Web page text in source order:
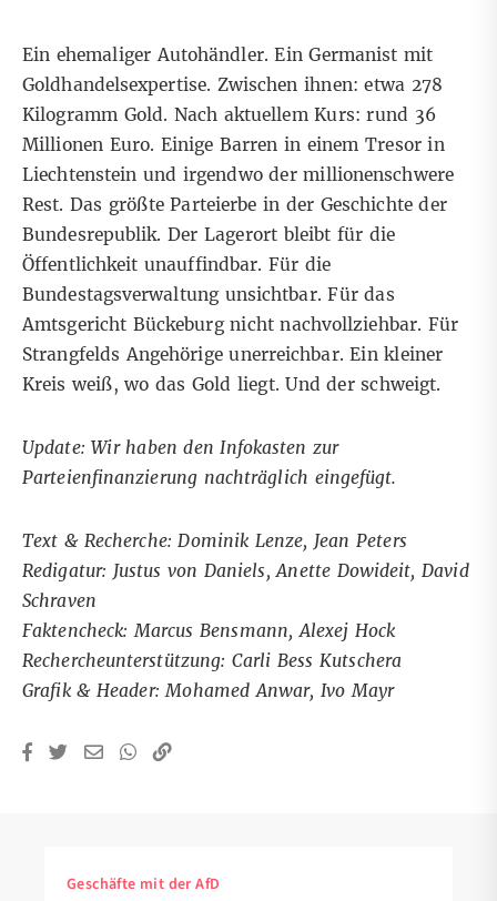
Ein ehemaliger Autohändler. Ein Germanist mit
Goldhandelsexpertise. Zwischen ihnen: etwa 278
Kilogramm Gold. Nach aktuellem Kurs: rund 36
Millionen Euro. Einige Barren in einem Tresor in
Liechtenstein und irgendwo der millionenschwere
Rest. Das größte Parteierbe in der Geschichte der
Bundesrepublik. Der Lagerort bleibt für die
Öffentlichkeit unauffindbar. Für die
Bundestagsverwaltung unsichtbar. Für das
Amtsgericht Bückeburg nicht nachvollziehbar. Für
Strangfelds Angehörige unerreichbar. Ein kleiner
Kreis weiß, wo das Gold liegt. Und der schweigt.
Update: Wir haben den Infokasten zur
Parteienfinanzierung nachträglich eingefügt.
Text & Recherche: Dominik Lenze, Jean Peters
Redigatur: Justus von Daniels, Anette Dowideit, David
Schraven
Faktencheck: Marcus Bensmann, Alexej Hock
Rechercheunterstützung: Carli Bess Kutschera
Grafik & Header: Mohamed Anwar, Ivo Mayr
Geschäfte mit der AfD